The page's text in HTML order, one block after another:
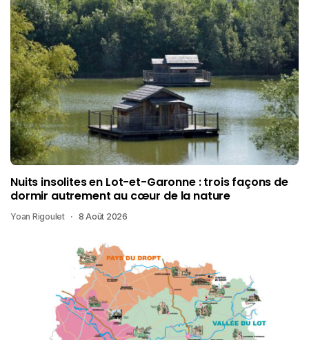
Nuits insolites en Lot-et-Garonne : trois façons de
dormir autrement au cœur de la nature
Yoan Rigoulet 8 Août 2026